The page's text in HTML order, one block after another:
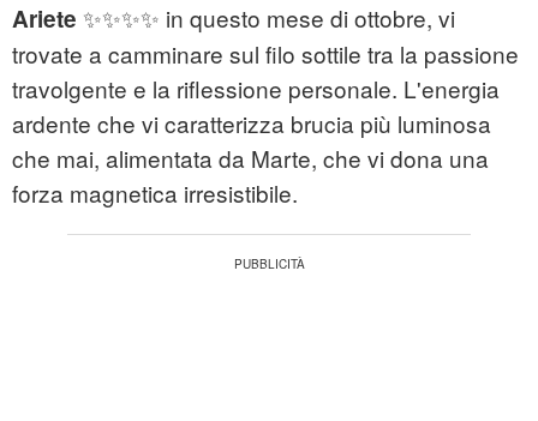
Ariete ✨✨✨✨ in questo mese di ottobre, vi
trovate a camminare sul filo sottile tra la passione
travolgente e la riflessione personale. L'energia
ardente che vi caratterizza brucia più luminosa
che mai, alimentata da Marte, che vi dona una
forza magnetica irresistibile.